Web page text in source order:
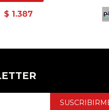
$ 1.387